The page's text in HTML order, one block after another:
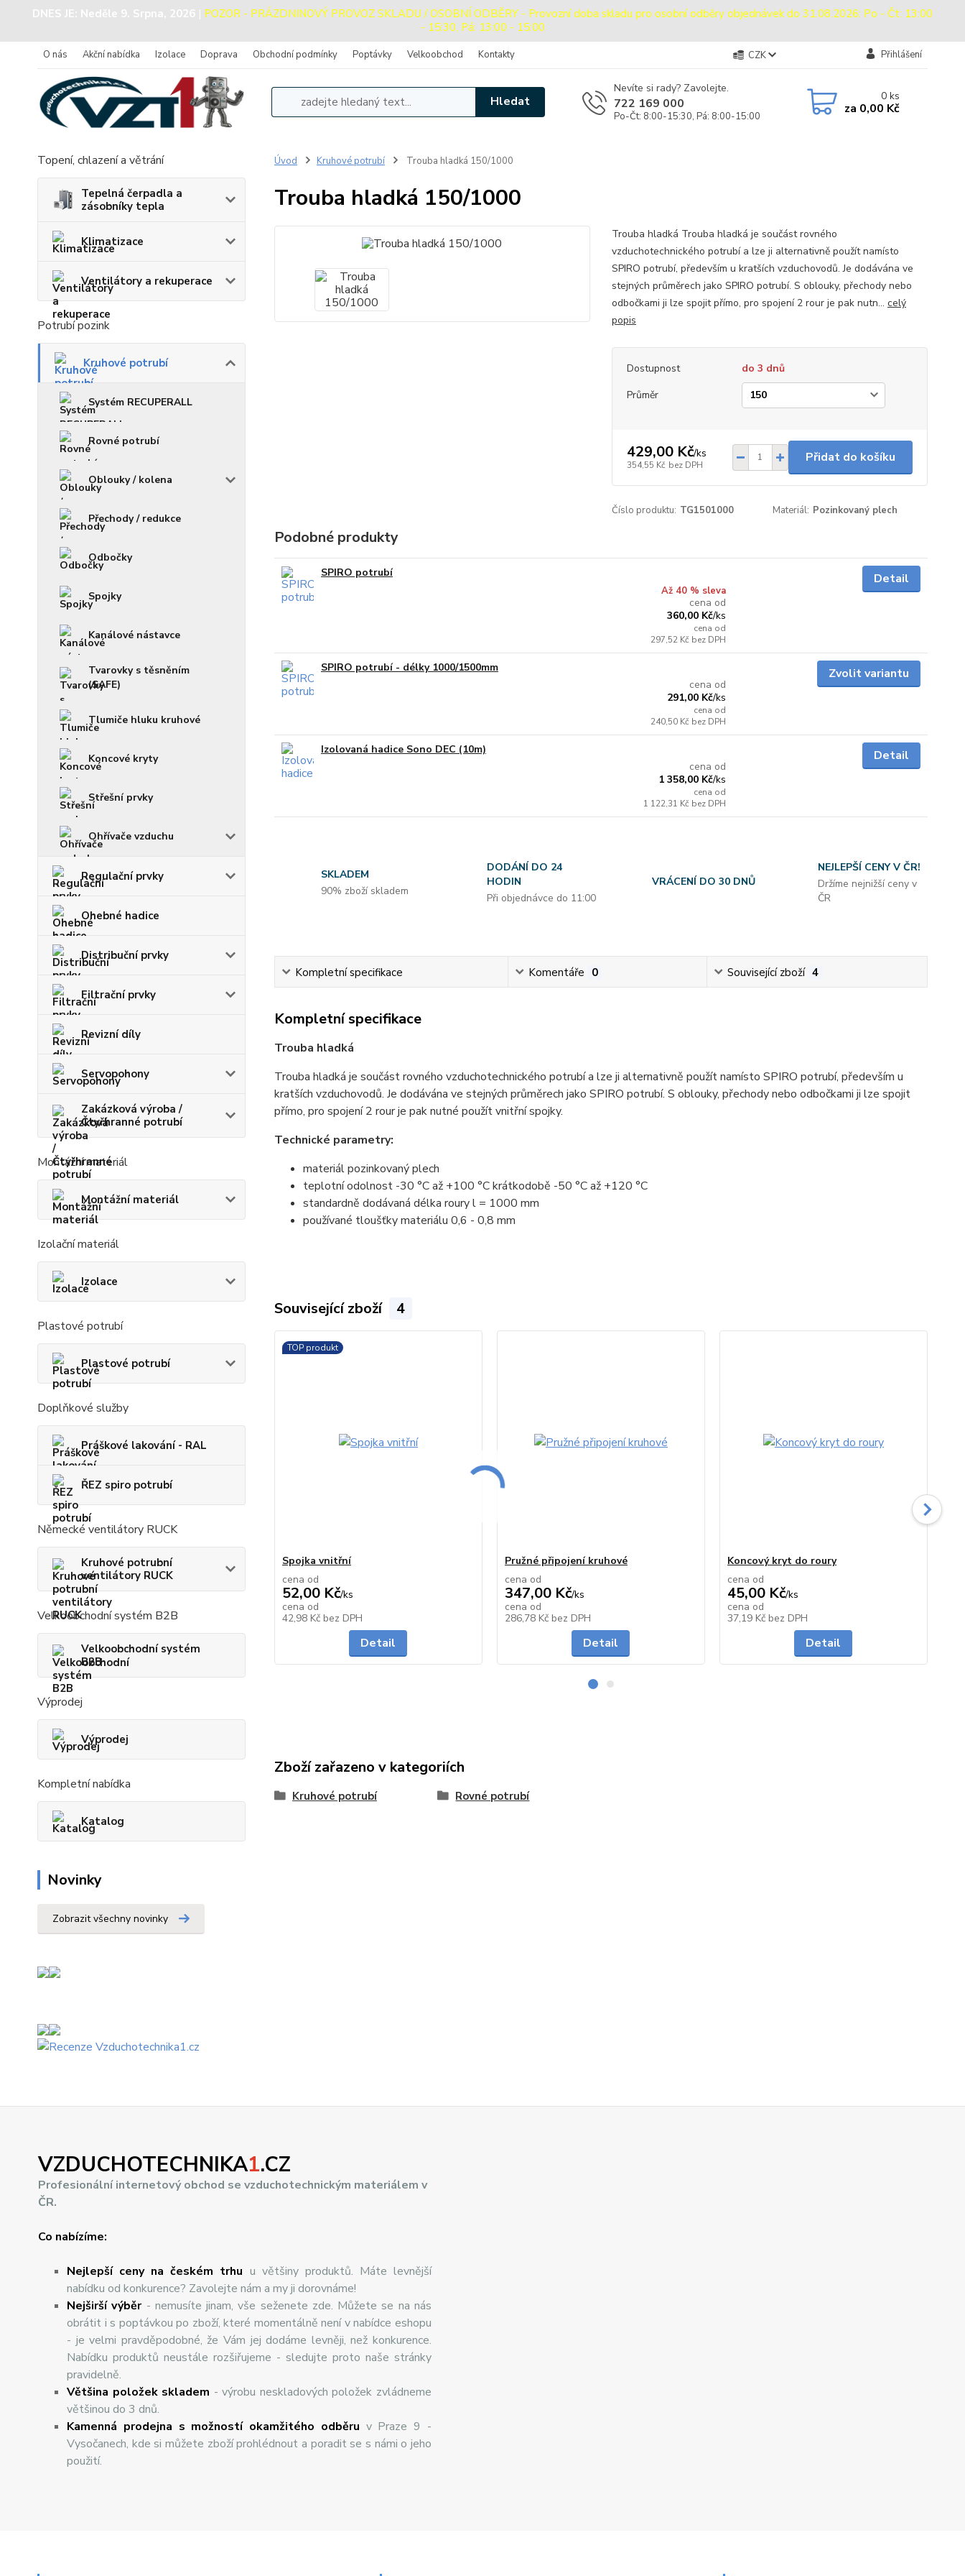
DNES JE: Neděle 9. Srpna, 2026 | POZOR - PRÁZDNINOVÝ PROVOZ SKLADU / OSOBNÍ ODBĚRY - Provozní doba skladu pro osobní odběry objednávek do 31.08.2026: Po - Čt: 13:00
- 15:30, Pá: 13:00 - 15:00
O nás Akční nabídka Izolace Doprava Obchodní podmínky Poptávky Velkoobchod Kontakty CZK Přihlášení
Hledat
Nevíte si rady? Zavolejte.
722 169 000
Po-Čt: 8:00-15:30, Pá: 8:00-15:00
0ks
za 0,00 Kč
Topení, chlazení a větrání
Tepelná čerpadla a
zásobníky tepla
Klimatizace
Ventilátory a rekuperace
Potrubí pozink
Kruhové potrubí
Systém RECUPERALL
Rovné potrubí
Oblouky / kolena
Přechody / redukce
Odbočky
Spojky
Kanálové nástavce
Tvarovky s těsněním
(SAFE)
Tlumiče hluku kruhové
Koncové kryty
Střešní prvky
Ohřívače vzduchu
Regulační prvky
Ohebné hadice
Distribuční prvky
Filtrační prvky
Revizní díly
Servopohony
Zakázková výroba /
Čtyřhranné potrubí
Montážní materiál
Montážní materiál
Izolační materiál
Izolace
Plastové potrubí
Plastové potrubí
Doplňkové služby
Práškové lakování - RAL
ŘEZ spiro potrubí
Německé ventilátory RUCK
Kruhové potrubní
ventilátory RUCK
Velkoobchodní systém B2B
Velkoobchodní systém
B2B
Výprodej
Výprodej
Kompletní nabídka
Katalog
Novinky
Zobrazit všechny novinky
Úvod Kruhové potrubí Trouba hladká 150/1000
Trouba hladká 150/1000
Trouba hladká Trouba hladká je součást rovného
vzduchotechnického potrubí a lze ji alternativně použít namísto
SPIRO potrubí, především u kratších vzduchovodů. Je dodávána ve
stejných průměrech jako SPIRO potrubí. S oblouky, přechody nebo
odbočkami ji lze spojit přímo, pro spojení 2 rour je pak nutn... celý
popis
Dostupnost
do 3 dnů
Průměr
429,00 Kč/ks
354,55 Kč bez DPH
Přidat do košíku
Číslo produktu: TG1501000 Materiál: Pozinkovaný plech
Podobné produkty
SPIRO potrubí
Až 40 % sleva
cena od
360,00 Kč/ks
cena od
297,52 Kč bez DPH
Detail
SPIRO potrubí - délky 1000/1500mm
cena od
291,00 Kč/ks
cena od
240,50 Kč bez DPH
Zvolit variantu
Izolovaná hadice Sono DEC (10m)
cena od
1 358,00 Kč/ks
cena od
1 122,31 Kč bez DPH
Detail
SKLADEM
90% zboží skladem
DODÁNÍ DO 24
HODIN
Při objednávce do 11:00
VRÁCENÍ DO 30 DNŮ
NEJLEPŠÍ CENY V ČR!
Držíme nejnižší ceny v
ČR
Kompletní specifikace Komentáře 0 Související zboží 4
Kompletní specifikace
Trouba hladká
Trouba hladká je součást rovného vzduchotechnického potrubí a lze ji alternativně použít namísto SPIRO potrubí, především u
kratších vzduchovodů. Je dodávána ve stejných průměrech jako SPIRO potrubí. S oblouky, přechody nebo odbočkami ji lze spojit
přímo, pro spojení 2 rour je pak nutné použít vnitřní spojky.
Technické parametry:
materiál pozinkovaný plech
teplotní odolnost -30 °C až +100 °C krátkodobě -50 °C až +120 °C
standardně dodávaná délka roury l = 1000 mm
používané tloušťky materiálu 0,6 - 0,8 mm
Související zboží 4
TOP produkt
Spojka vnitřní
cena od
52,00 Kč/ks
cena od
42,98 Kč bez DPH
Detail
Pružné připojení kruhové
cena od
347,00 Kč/ks
cena od
286,78 Kč bez DPH
Detail
Koncový kryt do roury
cena od
45,00 Kč/ks
cena od
37,19 Kč bez DPH
Detail
Zboží zařazeno v kategoriích
Kruhové potrubí Rovné potrubí
VZDUCHOTECHNIKA1.CZ
Profesionální internetový obchod se vzduchotechnickým materiálem v
ČR.
Co nabízíme:
Nejlepší ceny na českém trhu u většiny produktů. Máte levnější
nabídku od konkurence? Zavolejte nám a my ji dorovnáme!
Nejširšívýběr- nemusíte jinam, vše seženete zde. Můžete se na nás
obrátit i s poptávkou po zboží, které momentálně není v nabídce eshopu
- je velmi pravděpodobné, že Vám jej dodáme levněji, než konkurence.
Nabídku produktů neustále rozšiřujeme - sledujte proto naše stránky
pravidelně.
Většina položek skladem - výrobu neskladových položek zvládneme
většinou do 3 dnů.
Kamenná prodejna s možností okamžitého odběru v Praze 9 -
Vysočanech, kde si můžete zboží prohlédnout a poradit se s námi o jeho
použití.